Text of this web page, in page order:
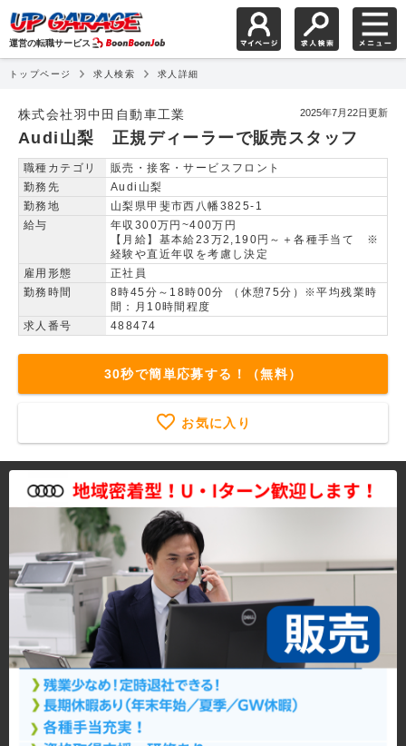
運営の転職サービス
トップページ 求人検索 求人詳細
株式会社羽中田自動車工業 2025年7月22日更新
Audi山梨 正規ディーラーで販売スタッフ
職種カテゴリ
販売・接客・サービスフロント
勤務先
Audi山梨
勤務地
山梨県甲斐市西八幡3825-1
給与
年収300万円~400万円
【月給】基本給23万2,190円～＋各種手当て ※
経験や直近年収を考慮し決定
雇用形態
正社員
勤務時間
8時45分～18時00分 （休憩75分）※平均残業時
間：月10時間程度
求人番号
488474
30秒で簡単応募する！（無料）
お気に入り